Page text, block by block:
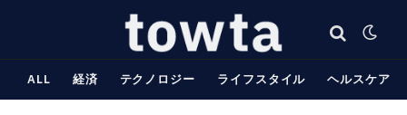
ALL 経済 テクノロジー ライフスタイル ヘルスケア